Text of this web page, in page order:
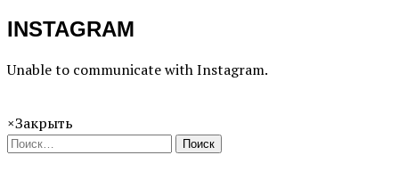
INSTAGRAM
Unable to communicate with Instagram.
×Закрыть
Поиск